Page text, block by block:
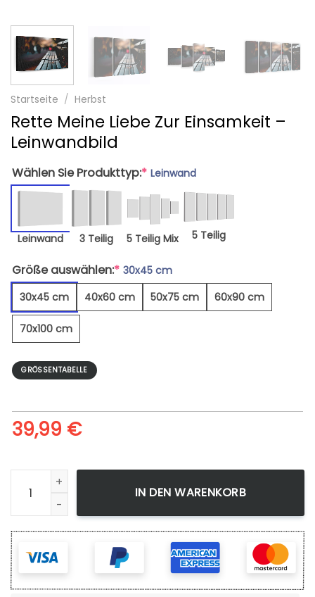
Startseite / Herbst
Rette Meine Liebe Zur Einsamkeit –
Leinwandbild
Wählen Sie Produkttyp:* Leinwand
Leinwand 3 Teilig 5 Teilig Mix 5 Teilig
Größe auswählen:* 30x45 cm
30x45 cm
40x60 cm 50x75 cm 60x90 cm
70x100 cm
GRÖSSENTABELLE
39,99 €
Rette Meine Liebe Zur Einsamkeit - Leinwandbild Menge
IN DEN WARENKORB